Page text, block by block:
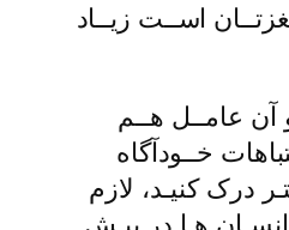
اســت زیــاد
آن عامــل هــم
خــودآگاه
درک کنیـد، لازم